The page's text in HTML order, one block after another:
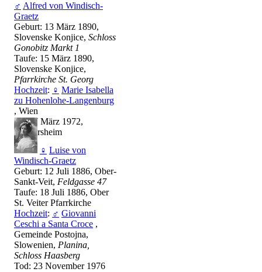
♂ Alfred von Windisch-
Graetz
Geburt: 13 März 1890,
Slovenske Konjice, Schloss
Gonobitz Markt 1
Taufe: 15 März 1890,
Slovenske Konjice,
Pfarrkirche St. Georg
Hochzeit: ♀ Marie Isabella
zu Hohenlohe-Langenburg
, Wien
Tod: 7 März 1972,
Weikersheim
♀ Luise von
Windisch-Graetz
Geburt: 12 Juli 1886, Ober-
Sankt-Veit, Feldgasse 47
Taufe: 18 Juli 1886, Ober
St. Veiter Pfarrkirche
Hochzeit: ♂ Giovanni
Ceschi a Santa Croce ,
Gemeinde Postojna,
Slowenien, Planina,
Schloss Haasberg
Tod: 23 November 1976